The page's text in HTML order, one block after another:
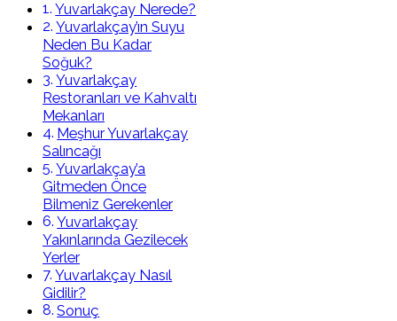
Yuvarlakçay Nerede?
Yuvarlakçay’ın Suyu
Neden Bu Kadar
Soğuk?
Yuvarlakçay
Restoranları ve Kahvaltı
Mekanları
Meşhur Yuvarlakçay
Salıncağı
Yuvarlakçay’a
Gitmeden Önce
Bilmeniz Gerekenler
Yuvarlakçay
Yakınlarında Gezilecek
Yerler
Yuvarlakçay Nasıl
Gidilir?
Sonuç